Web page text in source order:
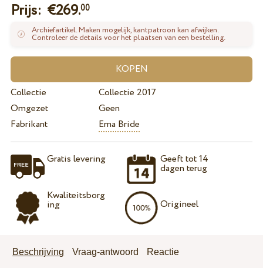
Prijs: €269.00
Archiefartikel. Maken mogelijk, kantpatroon kan afwijken.
Controleer de details voor het plaatsen van een bestelling.
Collectie
Collectie 2017
Omgezet
Geen
Fabrikant
Ema Bride
Gratis levering
Kwaliteitsborg
ing
Geeft tot 14
dagen terug
Origineel
Beschrijving Vraag-antwoord Reactie